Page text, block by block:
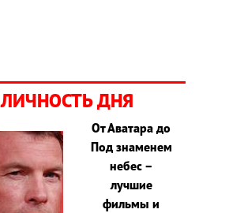
ЛИЧНОСТЬ ДНЯ
От Аватара до
Под знаменем
небес –
лучшие
фильмы и